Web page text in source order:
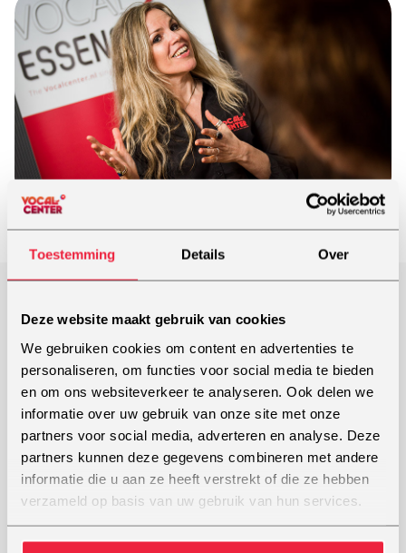
Toestemming Details Over
Deze website maakt gebruik van cookies
We gebruiken cookies om content en advertenties te
personaliseren, om functies voor social media te bieden
en om ons websiteverkeer te analyseren. Ook delen we
informatie over uw gebruik van onze site met onze
partners voor social media, adverteren en analyse. Deze
partners kunnen deze gegevens combineren met andere
informatie die u aan ze heeft verstrekt of die ze hebben
verzameld op basis van uw gebruik van hun services.
Onze locatie in de buurt van
Hoogerheide: Poppodium
Phoenix in Breda
In Breda is Poppodium Phoenix the place to be om te
jammen. Recent verhuisd naar de Stokvishallen op
de Belcrumweg met nieuwe studio’s en
repetitieruimtes. Bij Poppodium Phoenix komen veel
muzikanten samen om te repeteren of om op te
treden op het podium. Ook studio opnames zijn er
mogelijk en er worden diverse muziek workshops